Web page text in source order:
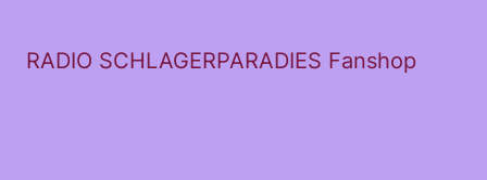
RADIO SCHLAGERPARADIES Fanshop